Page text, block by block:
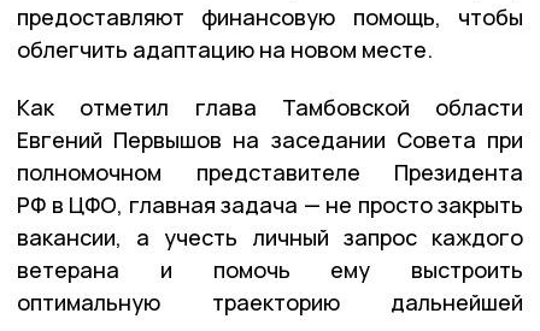
предоставляют финансовую помощь, чтобы
облегчить адаптацию на новом месте.
Как отметил глава Тамбовской области
Евгений Первышов на заседании Совета при
полномочном представителе Президента
РФ в ЦФО, главная задача — не просто закрыть
вакансии, а учесть личный запрос каждого
ветерана и помочь ему выстроить
оптимальную траекторию дальнейшей